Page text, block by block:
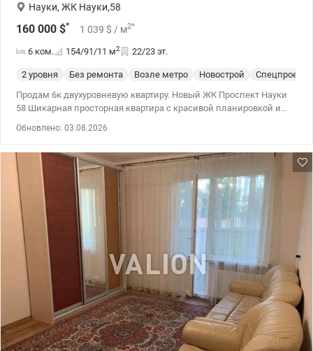
Науки, ЖК Науки,58
160 000 $* 1 039 $ / м2*
6 ком. 154/91/11 м2 22/23 эт.
2 уровня Без ремонта Возле метро Новострой
Спецпроект
Продам 6к двухуровневую квартиру. Новый ЖК Проспект Науки
58 Шикарная просторная квартира с красивой планировкой и
кухня, лоджия. Общая площадь 153,78, жилая 91, кухня 11.27. В
доме супермаркет, кафе, аптека, салон красоты. Уютный
зеленый двор с детским садом, игровыми площадками,
парковка. До метро Демеевская 5мин на авто. Удобная
транспортная развязка. 044 200 10 80. valion.ua/1021245
Обновлено: 03.08.2026